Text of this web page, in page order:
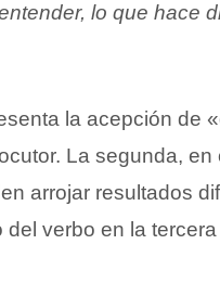
entender, lo que hace
la acepción de
La segunda, en
arrojar resultados
verbo en la